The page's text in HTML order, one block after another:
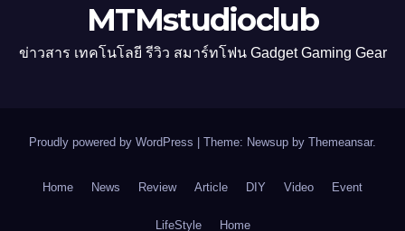
MTMstudioclub
ข่าวสาร เทคโนโลยี รีวิว สมาร์ทโฟน Gadget Gaming Gear
Proudly powered by WordPress Theme: Newsup by Themeansar.
Home News Review Article DIY Video Event
LifeStyle Home